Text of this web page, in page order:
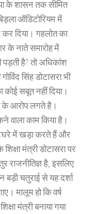
के शासन तक सीमित
ऑडिटोरियम में
दिया। गहलोत का
के नाते समारोह में
पड़ती है? तो अधिकांश
सिंह डोटासरा भी
सबूत नहीं दिया।
के आरोप लगते है।
वाला काम किया है।
में खड़ा करते हैं और
मंत्री डोटासरा पर
राजनीतिज्ञ है, इसलिए
चतुराई से यह दर्शा
मालूम हो कि वर्ष
मंत्री बनाया गया